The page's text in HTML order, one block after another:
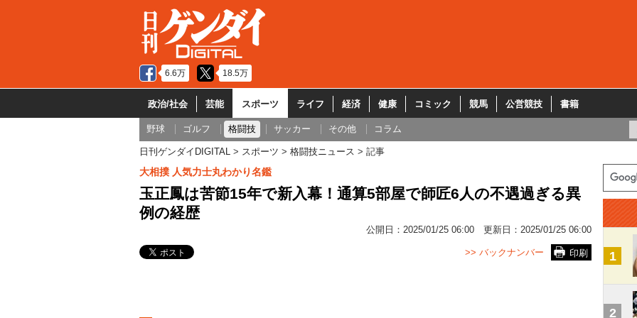
6.6万 18.5万
政治/社会 芸能 スポーツ ライフ 経済 健康 コミック 競馬 公営競技 書籍
野球 ゴルフ 格闘技 サッカー その他 コラム
日刊ゲンダイDIGITAL スポーツ 格闘技ニュース 記事
大相撲 人気力士丸わかり名鑑
玉正鳳は苦節15年で新入幕！通算5部屋で師匠6人の不遇過ぎる異
例の経歴
公開日： 2025/01/25 06:00 更新日： 2025/01/25 06:00
印刷
>> バックナンバー 1
2